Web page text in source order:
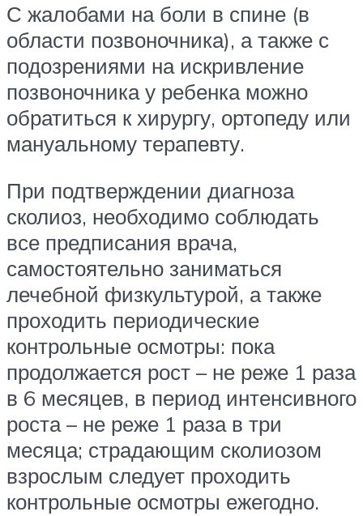
С жалобами на боли в спине (в
области позвоночника), а также с
подозрениями на искривление
позвоночника у ребенка можно
обратиться к хирургу, ортопеду или
мануальному терапевту.
При подтверждении диагноза
сколиоз, необходимо соблюдать
все предписания врача,
самостоятельно заниматься
лечебной физкультурой, а также
проходить периодические
контрольные осмотры: пока
продолжается рост – не реже 1 раза
в 6 месяцев, в период интенсивного
роста – не реже 1 раза в три
месяца; страдающим сколиозом
взрослым следует проходить
контрольные осмотры ежегодно.